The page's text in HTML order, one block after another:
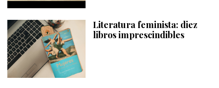
Literatura feminista: diez
libros imprescindibles